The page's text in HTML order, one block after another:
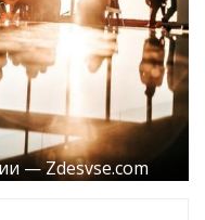
— Zdesvse.com